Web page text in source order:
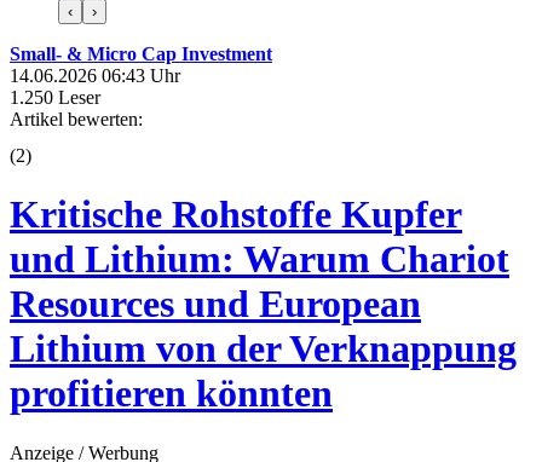
‹ ›
Small- & Micro Cap Investment
14.06.2026 06:43 Uhr
1.250 Leser
Artikel bewerten:
(2)
Kritische Rohstoffe Kupfer
und Lithium: Warum Chariot
Resources und European
Lithium von der Verknappung
profitieren könnten
Anzeige / Werbung